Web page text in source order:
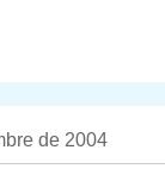
de 2004